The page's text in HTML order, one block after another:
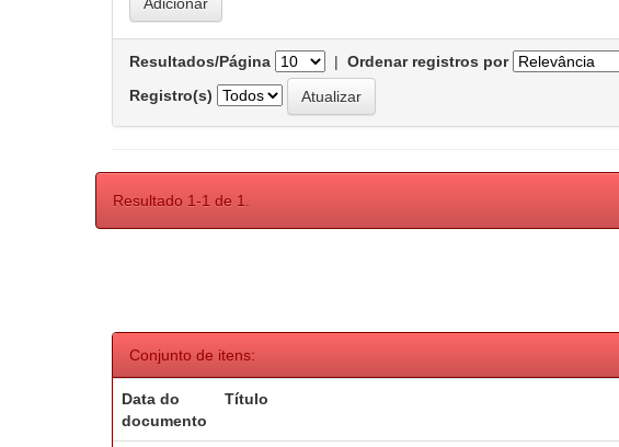
Resultados/Página | Ordenar registros por
Registro(s)
Resultado 1-1 de 1.
Conjunto de itens:
Data do
documento
Título